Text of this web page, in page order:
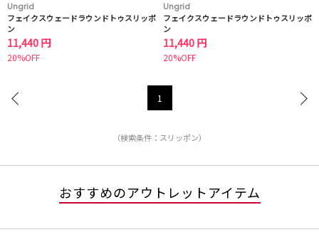
Ungrid
フェイクスウェードラウンドトゥスリッポ
ン
11,440 円
20%OFF
Ungrid
フェイクスウェードラウンドトゥスリッポ
ン
11,440 円
20%OFF
1
（検索条件：スリッポン）
おすすめのアウトレットアイテム